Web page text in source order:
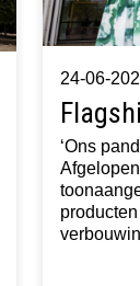
24-06-
‘Ons